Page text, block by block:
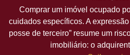
Comprar um imóvel ocupado
cuidados específicos. A
posse de terceiro” resume um
imobiliário: o